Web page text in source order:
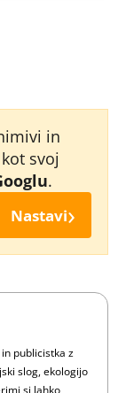
in
kot svoj
.
Nastavi›
publicistka z
slog, ekologijo